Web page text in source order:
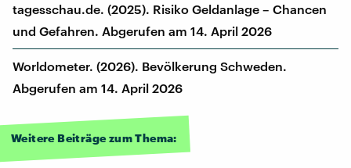
tagesschau.de. (2025). Risiko Geldanlage – Chancen
und Gefahren. Abgerufen am 14. April 2026
Worldometer. (2026). Bevölkerung Schweden.
Abgerufen am 14. April 2026
Weitere Beiträge zum Thema: